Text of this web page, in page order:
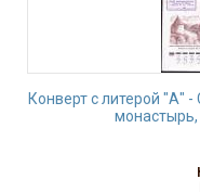
Конверт с литерой "А"
монастырь,